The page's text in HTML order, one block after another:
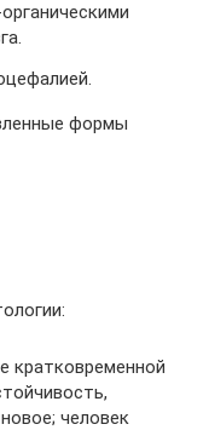
формы
кратковременной
человек